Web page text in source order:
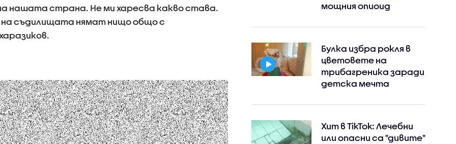
нашата страна. Не ми харесва какво става.
съдилищата нямат нищо общо с
мощния опиоид
Булка избра рокля в
цветовете на
трибагреника заради
детска мечта
Хит в TikTok: Лечебни
или опасни са "дивите"